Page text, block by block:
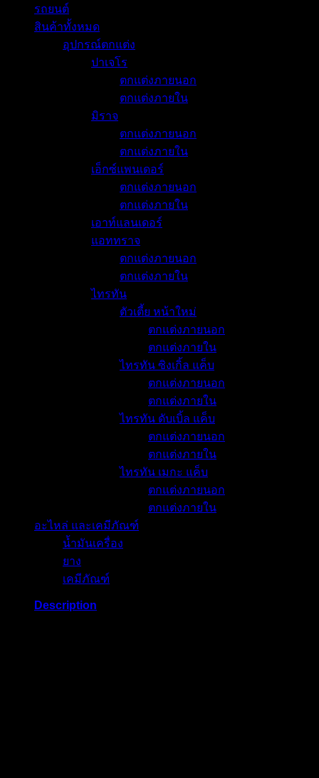
รถยนต์
สินค้าทั้งหมด
อุปกรณ์ตกแต่ง
ปาเจโร
ตกแต่งภายนอก
ตกแต่งภายใน
มิราจ
ตกแต่งภายนอก
ตกแต่งภายใน
เอ็กซ์แพนเดอร์
ตกแต่งภายนอก
ตกแต่งภายใน
เอาท์แลนเดอร์
แอททราจ
ตกแต่งภายนอก
ตกแต่งภายใน
ไทรทัน
ตัวเตี้ย หน้าใหม่
ตกแต่งภายนอก
ตกแต่งภายใน
ไทรทัน ซิงเกิ้ล แค็บ
ตกแต่งภายนอก
ตกแต่งภายใน
ไทรทัน ดับเบิ้ล แค็บ
ตกแต่งภายนอก
ตกแต่งภายใน
ไทรทัน เมกะ แค็บ
ตกแต่งภายนอก
ตกแต่งภายใน
อะไหล่ และเคมีภัณฑ์
น้ำมันเครื่อง
ยาง
เคมีภัณฑ์
Description